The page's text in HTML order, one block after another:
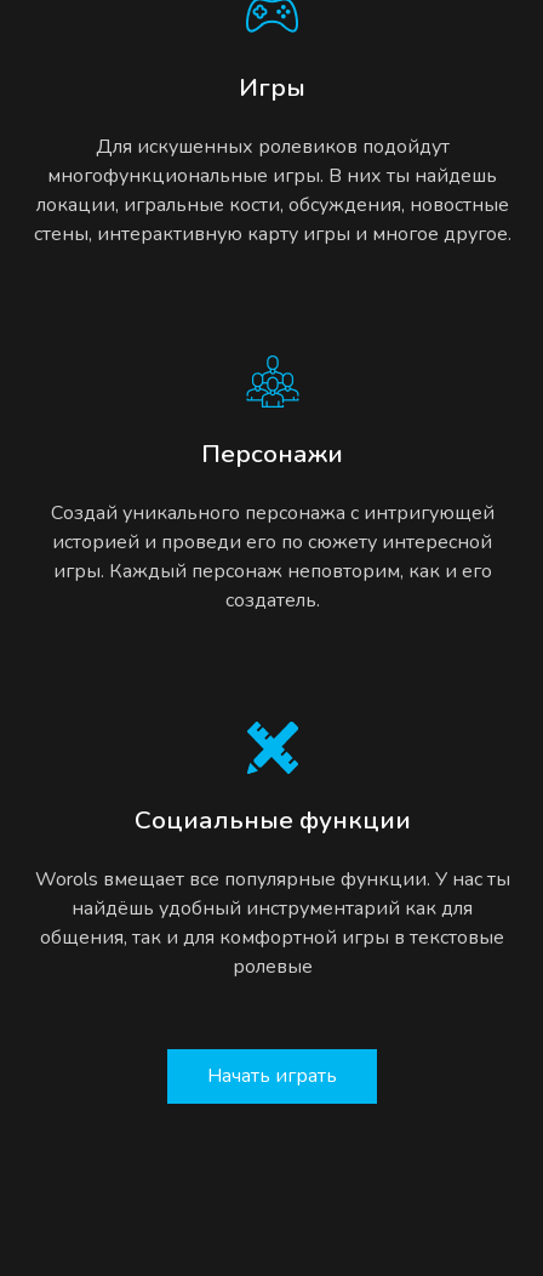
Игры
Для искушенных ролевиков подойдут
многофункциональные игры. В них ты найдешь
локации, игральные кости, обсуждения, новостные
стены, интерактивную карту игры и многое другое.
Персонажи
Создай уникального персонажа с интригующей
историей и проведи его по сюжету интересной
игры. Каждый персонаж неповторим, как и его
создатель.
Социальные функции
Worols вмещает все популярные функции. У нас ты
найдёшь удобный инструментарий как для
общения, так и для комфортной игры в текстовые
ролевые
Начать играть